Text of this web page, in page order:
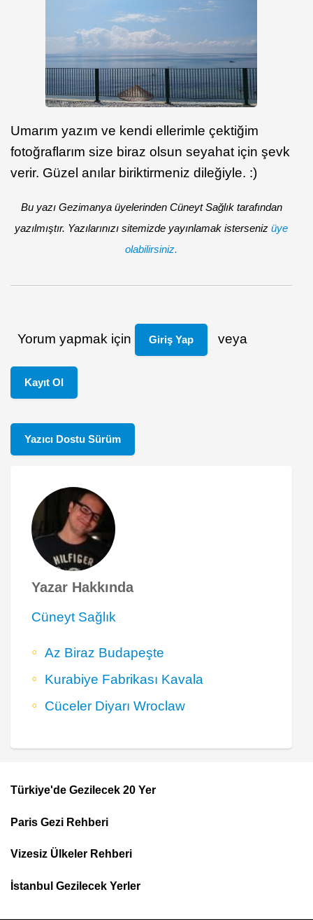
Umarım yazım ve kendi ellerimle çektiğim
fotoğraflarım size biraz olsun seyahat için şevk
verir. Güzel anılar biriktirmeniz dileğiyle. :)
Bu yazı Gezimanya üyelerinden Cüneyt Sağlık tarafından
yazılmıştır. Yazılarınızı sitemizde yayınlamak isterseniz üye
olabilirsiniz.
Yorum yapmak için Giriş Yap veya
Kayıt Ol
Yazıcı Dostu Sürüm
Yazar Hakkında
Cüneyt Sağlık
Az Biraz Budapeşte
Kurabiye Fabrikası Kavala
Cüceler Diyarı Wroclaw
Footer
Top
Menu
Türkiye'de Gezilecek 20 Yer
Paris Gezi Rehberi
Vizesiz Ülkeler Rehberi
İstanbul Gezilecek Yerler